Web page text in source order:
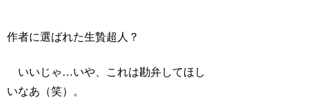
作者に選ばれた生贄超人？
いいじゃ…いや、これは勘弁してほし
いなあ（笑）。